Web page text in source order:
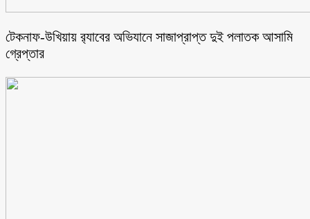
টেকনাফ-উখিয়ায় র‌্যাবের অভিযানে সাজাপ্রাপ্ত দুই পলাতক আসামি
গ্রেপ্তার